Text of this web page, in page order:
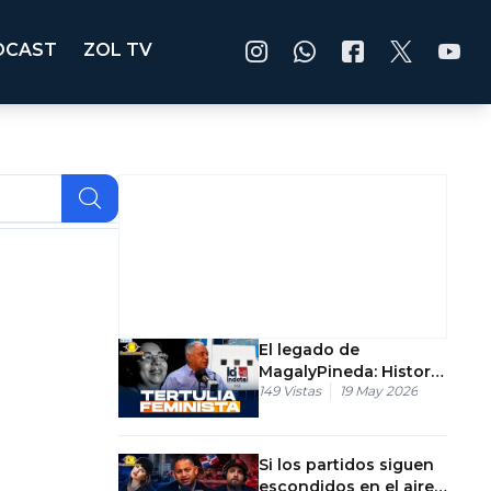
ZOL TV
El legado de
MagalyPineda: Historia
del feminismo
149 Vistas 19 May 2026
Si los partidos siguen
escondidos en el aire